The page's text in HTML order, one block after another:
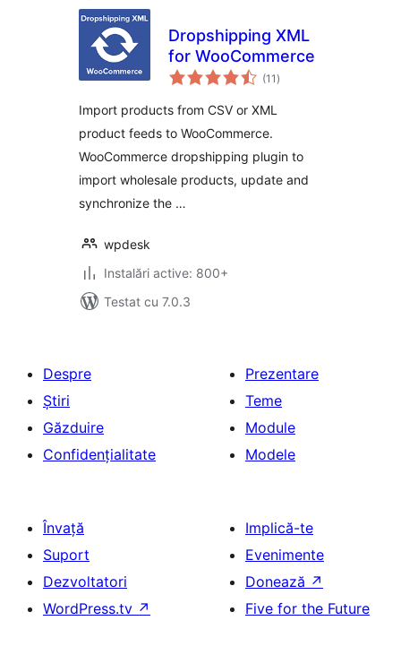
Dropshipping XML
for WooCommerce
(11 total
aprecieri
)
Import products from CSV or XML
product feeds to WooCommerce.
WooCommerce dropshipping plugin to
import wholesale products, update and
synchronize the …
wpdesk
Instalări active: 800+
Testat cu 7.0.3
Despre
Știri
Găzduire
Confidențialitate
Prezentare
Teme
Module
Modele
Învață
Suport
Dezvoltatori
WordPress.tv ↗
Implică-te
Evenimente
Donează ↗
Five for the Future